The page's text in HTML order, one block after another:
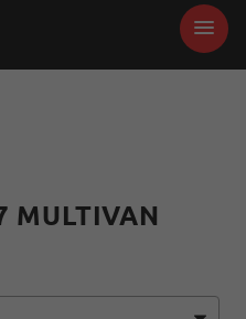
MULTIVAN